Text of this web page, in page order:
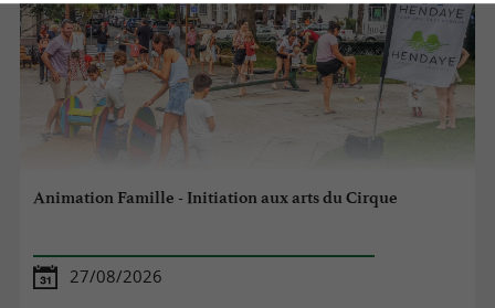
Animation Famille - Initiation aux arts du Cirque
27/08/2026